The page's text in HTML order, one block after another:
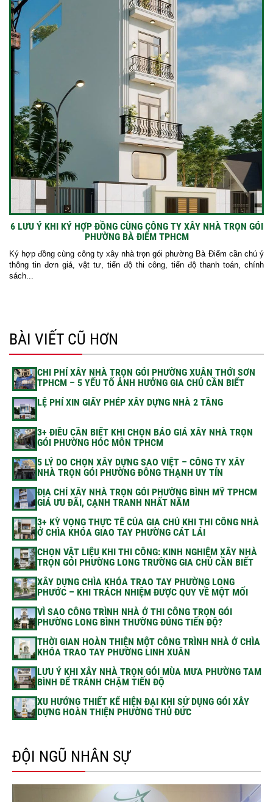
6 LƯU Ý KHI KÝ HỢP ĐỒNG CÙNG CÔNG TY XÂY NHÀ TRỌN GÓI
PHƯỜNG BÀ ĐIỂM TPHCM
Ký hợp đồng cùng công ty xây nhà trọn gói phường Bà Điểm cần chú ý
thông tin đơn giá, vật tư, tiến độ thi công, tiến độ thanh toán, chính
sách...
BÀI VIẾT CŨ HƠN
CHI PHÍ XÂY NHÀ TRỌN GÓI PHƯỜNG XUÂN THỚI SƠN
TPHCM – 5 YẾU TỐ ẢNH HƯỞNG GIA CHỦ CẦN BIẾT
LỆ PHÍ XIN GIẤY PHÉP XÂY DỰNG NHÀ 2 TẦNG
3+ ĐIỀU CẦN BIẾT KHI CHỌN BÁO GIÁ XÂY NHÀ TRỌN
GÓI PHƯỜNG HÓC MÔN TPHCM
5 LÝ DO CHỌN XÂY DỰNG SAO VIỆT – CÔNG TY XÂY
NHÀ TRỌN GÓI PHƯỜNG ĐÔNG THẠNH UY TÍN
ĐỊA CHỈ XÂY NHÀ TRỌN GÓI PHƯỜNG BÌNH MỸ TPHCM
GIÁ ƯU ĐÃI, CẠNH TRANH NHẤT NĂM
3+ KỲ VỌNG THỰC TẾ CỦA GIA CHỦ KHI THI CÔNG NHÀ
Ở CHÌA KHÓA GIAO TAY PHƯỜNG CÁT LÁI
CHỌN VẬT LIỆU KHI THI CÔNG: KINH NGHIỆM XÂY NHÀ
TRỌN GÓI PHƯỜNG LONG TRƯỜNG GIA CHỦ CẦN BIẾT
XÂY DỰNG CHÌA KHÓA TRAO TAY PHƯỜNG LONG
PHƯỚC – KHI TRÁCH NHIỆM ĐƯỢC QUY VỀ MỘT MỐI
VÌ SAO CÔNG TRÌNH NHÀ Ở THI CÔNG TRỌN GÓI
PHƯỜNG LONG BÌNH THƯỜNG ĐÚNG TIẾN ĐỘ?
THỜI GIAN HOÀN THIỆN MỘT CÔNG TRÌNH NHÀ Ở CHÌA
KHÓA TRAO TAY PHƯỜNG LINH XUÂN
LƯU Ý KHI XÂY NHÀ TRỌN GÓI MÙA MƯA PHƯỜNG TAM
BÌNH ĐỂ TRÁNH CHẬM TIẾN ĐỘ
XU HƯỚNG THIẾT KẾ HIỆN ĐẠI KHI SỬ DỤNG GÓI XÂY
DỰNG HOÀN THIỆN PHƯỜNG THỦ ĐỨC
ĐỘI NGŨ NHÂN SỰ